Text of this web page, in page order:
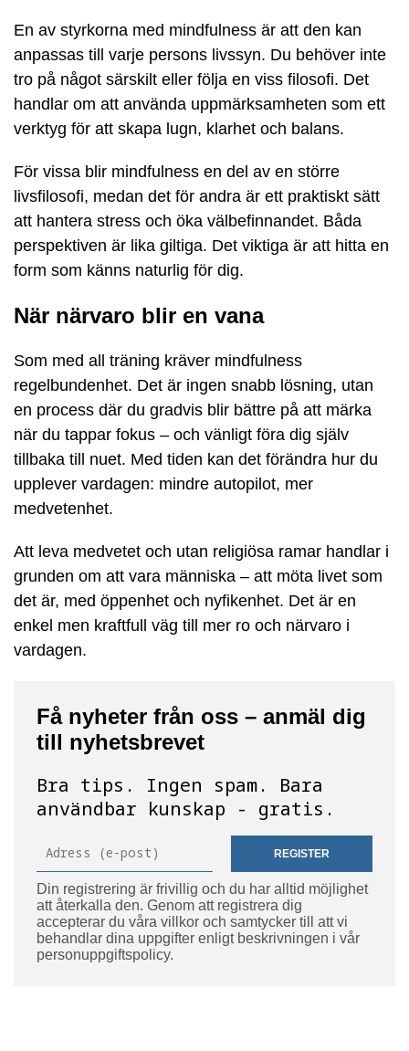
En av styrkorna med mindfulness är att den kan
anpassas till varje persons livssyn. Du behöver inte
tro på något särskilt eller följa en viss filosofi. Det
handlar om att använda uppmärksamheten som ett
verktyg för att skapa lugn, klarhet och balans.
För vissa blir mindfulness en del av en större
livsfilosofi, medan det för andra är ett praktiskt sätt
att hantera stress och öka välbefinnandet. Båda
perspektiven är lika giltiga. Det viktiga är att hitta en
form som känns naturlig för dig.
När närvaro blir en vana
Som med all träning kräver mindfulness
regelbundenhet. Det är ingen snabb lösning, utan
en process där du gradvis blir bättre på att märka
när du tappar fokus – och vänligt föra dig själv
tillbaka till nuet. Med tiden kan det förändra hur du
upplever vardagen: mindre autopilot, mer
medvetenhet.
Att leva medvetet och utan religiösa ramar handlar i
grunden om att vara människa – att möta livet som
det är, med öppenhet och nyfikenhet. Det är en
enkel men kraftfull väg till mer ro och närvaro i
vardagen.
Få nyheter från oss – anmäl dig
till nyhetsbrevet
Bra tips. Ingen spam. Bara
användbar kunskap - gratis.
REGISTER
Din registrering är frivillig och du har alltid möjlighet
att återkalla den. Genom att registrera dig
accepterar du våra villkor och samtycker till att vi
behandlar dina uppgifter enligt beskrivningen i vår
personuppgiftspolicy.